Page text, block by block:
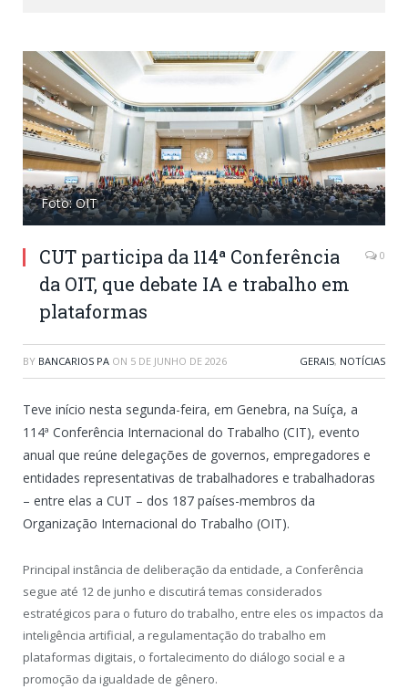
Foto: OIT
CUT participa da 114ª Conferência
da OIT, que debate IA e trabalho em
plataformas
0
BY BANCARIOS PA ON 5 DE JUNHO DE 2026 GERAIS, NOTÍCIAS
Teve início nesta segunda-feira, em Genebra, na Suíça, a
114ª Conferência Internacional do Trabalho (CIT), evento
anual que reúne delegações de governos, empregadores e
entidades representativas de trabalhadores e trabalhadoras
– entre elas a CUT – dos 187 países-membros da
Organização Internacional do Trabalho (OIT).
Principal instância de deliberação da entidade, a Conferência
segue até 12 de junho e discutirá temas considerados
estratégicos para o futuro do trabalho, entre eles os impactos da
inteligência artificial, a regulamentação do trabalho em
plataformas digitais, o fortalecimento do diálogo social e a
promoção da igualdade de gênero.